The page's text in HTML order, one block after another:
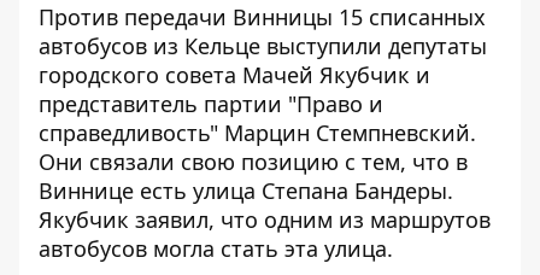
Против передачи Винницы 15 списанных
автобусов из Кельце выступили депутаты
городского совета Мачей Якубчик и
представитель партии "Право и
справедливость" Марцин Стемпневский.
Они связали свою позицию с тем, что в
Виннице есть улица Степана Бандеры.
Якубчик заявил, что одним из маршрутов
автобусов могла стать эта улица.